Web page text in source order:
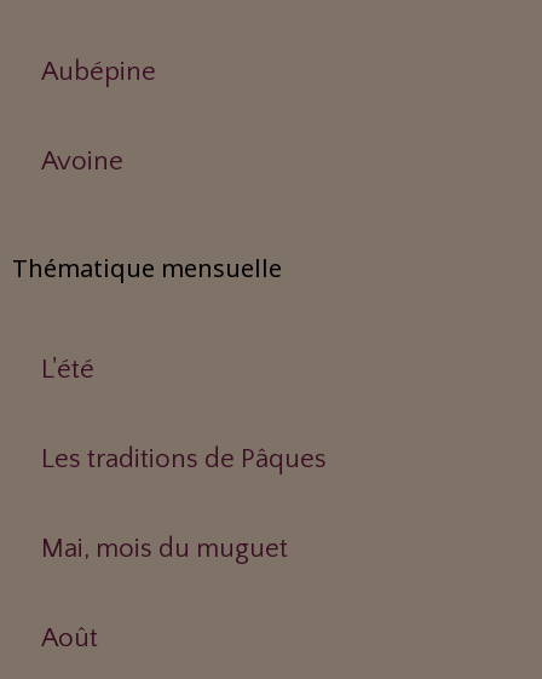
Aubépine
Avoine
Thématique mensuelle
L'été
Les traditions de Pâques
Mai, mois du muguet
Août